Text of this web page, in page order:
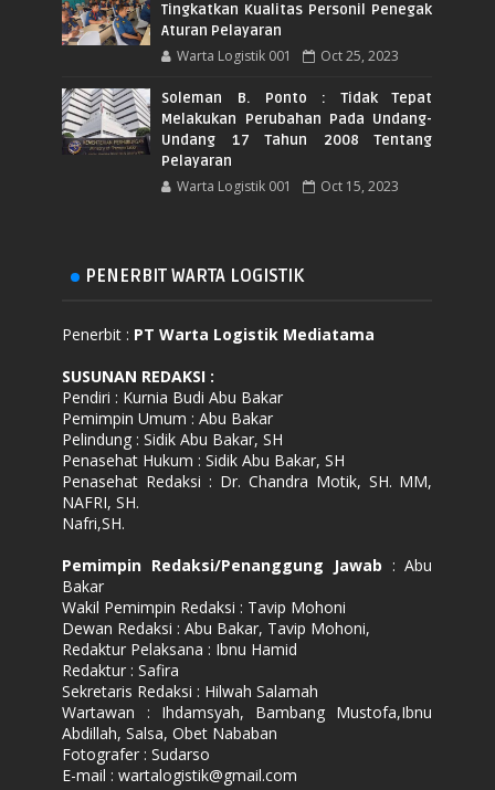
Tingkatkan Kualitas Personil Penegak
Aturan Pelayaran
Warta Logistik 001 Oct 25, 2023
Soleman B. Ponto : Tidak Tepat
Melakukan Perubahan Pada Undang-
Undang 17 Tahun 2008 Tentang
Pelayaran
Warta Logistik 001 Oct 15, 2023
PENERBIT WARTA LOGISTIK
Penerbit : PT Warta Logistik Mediatama
SUSUNAN REDAKSI :
Pendiri : Kurnia Budi Abu Bakar
Pemimpin Umum : Abu Bakar
Pelindung : Sidik Abu Bakar, SH
Penasehat Hukum : Sidik Abu Bakar, SH
Penasehat Redaksi : Dr. Chandra Motik, SH. MM,
NAFRI, SH.
Nafri,SH.
Pemimpin Redaksi/Penanggung Jawab : Abu
Bakar
Wakil Pemimpin Redaksi : Tavip Mohoni
Dewan Redaksi : Abu Bakar, Tavip Mohoni,
Redaktur Pelaksana : Ibnu Hamid
Redaktur : Safira
Sekretaris Redaksi : Hilwah Salamah
Wartawan : Ihdamsyah, Bambang Mustofa,Ibnu
Abdillah, Salsa, Obet Nababan
Fotografer : Sudarso
E-mail : wartalogistik@gmail.com